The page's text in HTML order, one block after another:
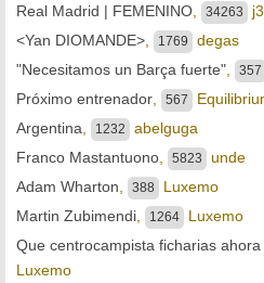
Real Madrid | FEMENINO
34263
<Yan DIOMANDE>
1769
degas
"Necesitamos un Barça fuerte"
357
Próximo entrenador
567
Argentina
1232
abelguga
Franco Mastantuono
5823
unde
Adam Wharton
388
Luxemo
Martin Zubimendi
1264
Luxemo
Que centrocampista ficharias
Luxemo